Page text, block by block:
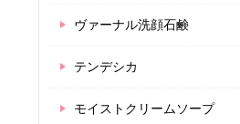
ヴァーナル洗顔石鹸
テンデシカ
モイストクリームソープ